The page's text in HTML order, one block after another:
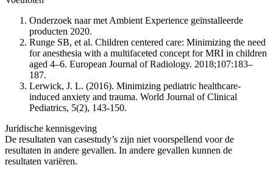
Onderzoek naar met Ambient Experience geïnstalleerde
producten 2020.
Runge SB, et al. Children centered care: Minimizing the need
for anesthesia with a multifaceted concept for MRI in children
aged 4–6. European Journal of Radiology. 2018;107:183–
187.
Lerwick, J. L. (2016). Minimizing pediatric healthcare-
induced anxiety and trauma. World Journal of Clinical
Pediatrics, 5(2), 143-150.
Juridische kennisgeving
De resultaten van casestudy’s zijn niet voorspellend voor de
resultaten in andere gevallen. In andere gevallen kunnen de
resultaten variëren.